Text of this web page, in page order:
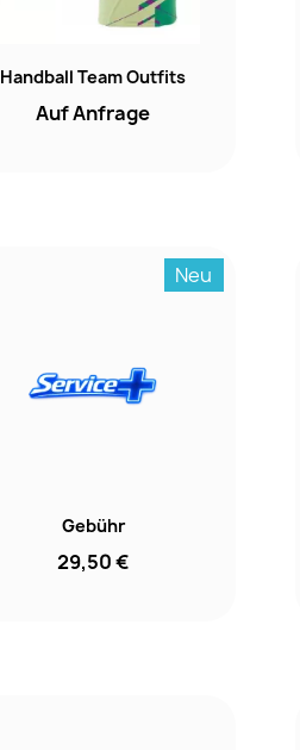
Handball Team Outfits
Auf Anfrage
Neu
Gebühr
29,50 €